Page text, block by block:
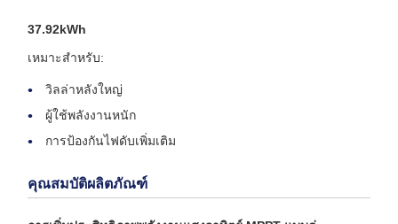
37.92kWh
เหมาะสำหรับ:
วิลล่าหลังใหญ่
ผู้ใช้พลังงานหนัก
การป้องกันไฟดับเพิ่มเติม
คุณสมบัติผลิตภัณฑ์